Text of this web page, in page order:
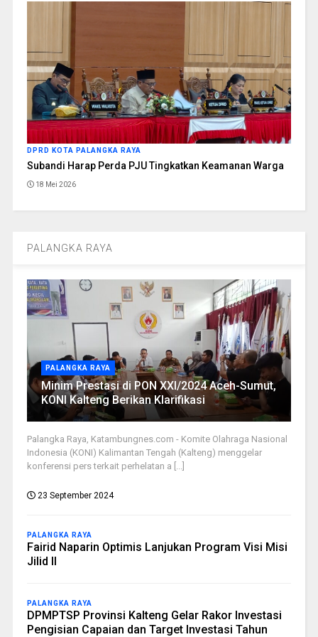
DPRD KOTA PALANGKA RAYA
Subandi Harap Perda PJU Tingkatkan Keamanan Warga
18 Mei 2026
PALANGKA RAYA
PALANGKA RAYA
Minim Prestasi di PON XXI/2024 Aceh-Sumut,
KONI Kalteng Berikan Klarifikasi
Palangka Raya, Katambungnes.com - Komite Olahraga Nasional
Indonesia (KONI) Kalimantan Tengah (Kalteng) menggelar
konferensi pers terkait perhelatan a [...]
23 September 2024
PALANGKA RAYA
Fairid Naparin Optimis Lanjukan Program Visi Misi
Jilid II
PALANGKA RAYA
DPMPTSP Provinsi Kalteng Gelar Rakor Investasi
Pengisian Capaian dan Target Investasi Tahun